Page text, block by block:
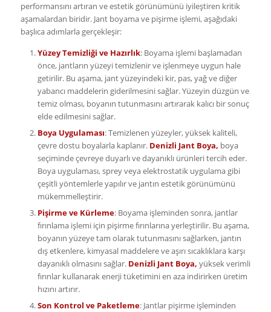
performansını artıran ve estetik görünümünü iyileştiren kritik
aşamalardan biridir. Jant boyama ve pişirme işlemi, aşağıdaki
başlıca adımlarla gerçekleşir:
Yüzey Temizliği ve Hazırlık: Boyama işlemi başlamadan
önce, jantların yüzeyi temizlenir ve işlenmeye uygun hale
getirilir. Bu aşama, jant yüzeyindeki kir, pas, yağ ve diğer
yabancı maddelerin giderilmesini sağlar. Yüzeyin düzgün ve
temiz olması, boyanın tutunmasını artırarak kalıcı bir sonuç
elde edilmesini sağlar.
Boya Uygulaması: Temizlenen yüzeyler, yüksek kaliteli,
çevre dostu boyalarla kaplanır.Denizli Jant Boya, boya
seçiminde çevreye duyarlı ve dayanıklı ürünleri tercih eder.
Boya uygulaması, sprey veya elektrostatik uygulama gibi
çeşitli yöntemlerle yapılır ve jantın estetik görünümünü
mükemmelleştirir.
Pişirme ve Kürleme: Boyama işleminden sonra, jantlar
fırınlama işlemi için pişirme fırınlarına yerleştirilir. Bu aşama,
boyanın yüzeye tam olarak tutunmasını sağlarken, jantın
dış etkenlere, kimyasal maddelere ve aşırı sıcaklıklara karşı
dayanıklı olmasını sağlar. Denizli Jant Boya, yüksek verimli
fırınlar kullanarak enerji tüketimini en aza indirirken üretim
hızını artırır.
Son Kontrol ve Paketleme: Jantlar pişirme işleminden